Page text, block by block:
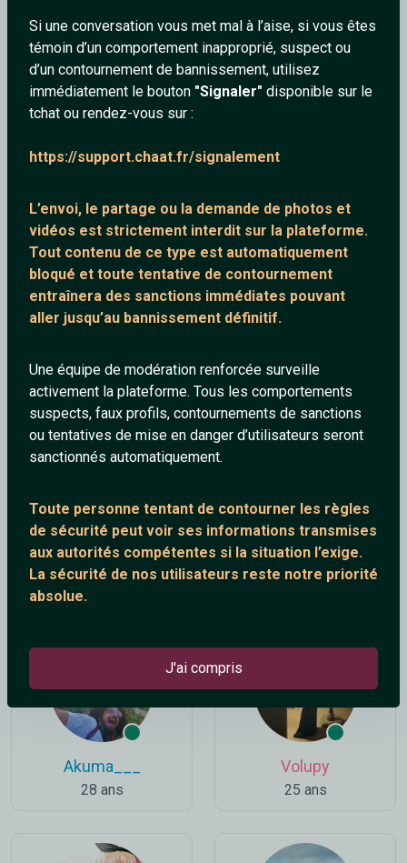
Si une conversation vous met mal à l’aise, si vous êtes
témoin d’un comportement inapproprié, suspect ou
d’un contournement de bannissement, utilisez
immédiatement le bouton "Signaler" disponible sur le
tchat ou rendez-vous sur :
https://support.chaat.fr/signalement
L’envoi, le partage ou la demande de photos et
vidéos est strictement interdit sur la plateforme.
Tout contenu de ce type est automatiquement
bloqué et toute tentative de contournement
entraînera des sanctions immédiates pouvant
aller jusqu’au bannissement définitif.
Une équipe de modération renforcée surveille
activement la plateforme. Tous les comportements
suspects, faux profils, contournements de sanctions
ou tentatives de mise en danger d’utilisateurs seront
sanctionnés automatiquement.
Toute personne tentant de contourner les règles
de sécurité peut voir ses informations transmises
aux autorités compétentes si la situation l’exige.
La sécurité de nos utilisateurs reste notre priorité
absolue.
J'ai compris
Mariiina Julien811
Rebellion7
43 ans
BiScOtTe
43 ans
Shanna _AdorableSportif
Akuma___
28 ans
Volupy
25 ans